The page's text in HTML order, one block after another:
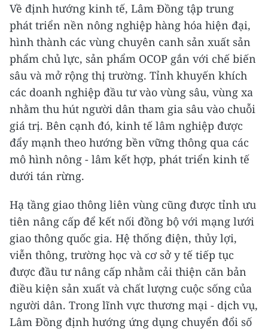
Về định hướng kinh tế, Lâm Đồng tập trung
phát triển nền nông nghiệp hàng hóa hiện đại,
hình thành các vùng chuyên canh sản xuất sản
phẩm chủ lực, sản phẩm OCOP gắn với chế biến
sâu và mở rộng thị trường. Tỉnh khuyến khích
các doanh nghiệp đầu tư vào vùng sâu, vùng xa
nhằm thu hút người dân tham gia sâu vào chuỗi
giá trị. Bên cạnh đó, kinh tế lâm nghiệp được
đẩy mạnh theo hướng bền vững thông qua các
mô hình nông - lâm kết hợp, phát triển kinh tế
dưới tán rừng.
Hạ tầng giao thông liên vùng cũng được tỉnh ưu
tiên nâng cấp để kết nối đồng bộ với mạng lưới
giao thông quốc gia. Hệ thống điện, thủy lợi,
viễn thông, trường học và cơ sở y tế tiếp tục
được đầu tư nâng cấp nhằm cải thiện căn bản
điều kiện sản xuất và chất lượng cuộc sống của
người dân. Trong lĩnh vực thương mại - dịch vụ,
Lâm Đồng định hướng ứng dụng chuyển đổi số